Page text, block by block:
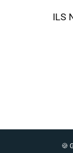
ILS
🍪